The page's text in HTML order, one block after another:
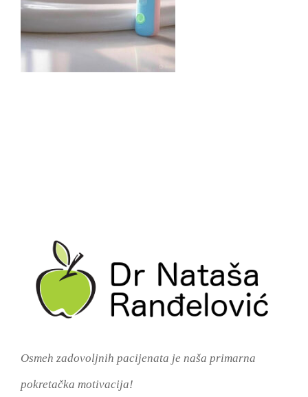
Osmeh zadovoljnih pacijenata je naša primarna
pokretačka motivacija!